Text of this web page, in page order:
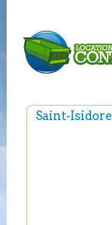
Saint-Isidore